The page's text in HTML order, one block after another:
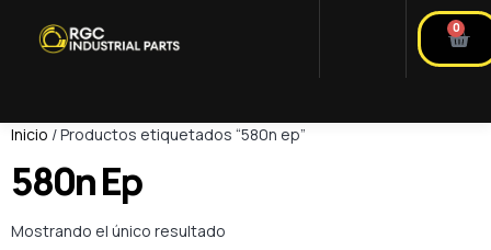
0
Inicio / Productos etiquetados “580n ep”
580n Ep
Mostrando el único resultado